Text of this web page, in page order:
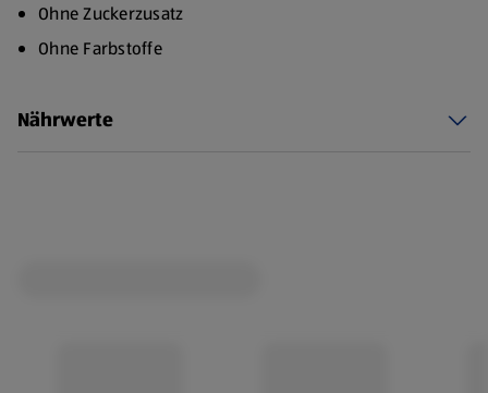
Ohne Zuckerzusatz
Ohne Farbstoffe
Nährwerte